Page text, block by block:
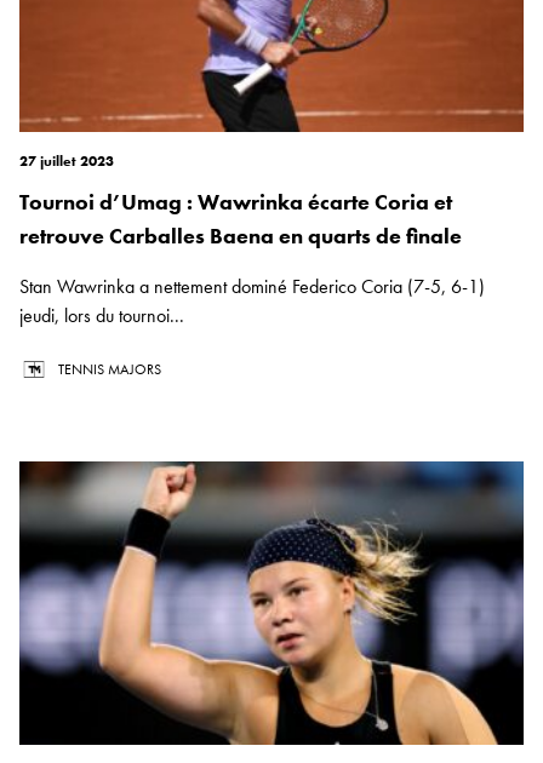
27 juillet 2023
Tournoi d’Umag : Wawrinka écarte Coria et
retrouve Carballes Baena en quarts de finale
Stan Wawrinka a nettement dominé Federico Coria (7-5, 6-1)
jeudi, lors du tournoi...
TENNIS MAJORS